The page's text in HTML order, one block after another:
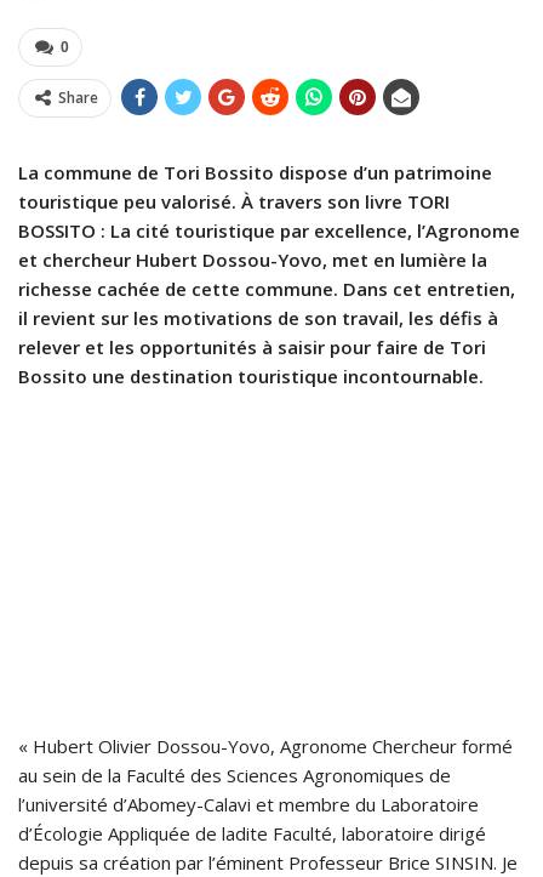
0
Share
La commune de Tori Bossito dispose d’un patrimoine
touristique peu valorisé. À travers son livre TORI
BOSSITO : La cité touristique par excellence, l’Agronome
et chercheur Hubert Dossou-Yovo, met en lumière la
richesse cachée de cette commune. Dans cet entretien,
il revient sur les motivations de son travail, les défis à
relever et les opportunités à saisir pour faire de Tori
Bossito une destination touristique incontournable.
« Hubert Olivier Dossou-Yovo, Agronome Chercheur formé
au sein de la Faculté des Sciences Agronomiques de
l’université d’Abomey-Calavi et membre du Laboratoire
d’Écologie Appliquée de ladite Faculté, laboratoire dirigé
depuis sa création par l’éminent Professeur Brice SINSIN. Je